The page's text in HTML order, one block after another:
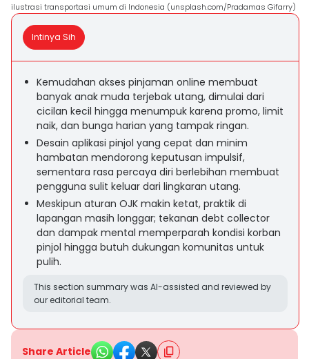
ilustrasi transportasi umum di Indonesia (unsplash.com/Pradamas Gifarry)
Intinya Sih
Kemudahan akses pinjaman online membuat
banyak anak muda terjebak utang, dimulai dari
cicilan kecil hingga menumpuk karena promo, limit
naik, dan bunga harian yang tampak ringan.
Desain aplikasi pinjol yang cepat dan minim
hambatan mendorong keputusan impulsif,
sementara rasa percaya diri berlebihan membuat
pengguna sulit keluar dari lingkaran utang.
Meskipun aturan OJK makin ketat, praktik di
lapangan masih longgar; tekanan debt collector
dan dampak mental memperparah kondisi korban
pinjol hingga butuh dukungan komunitas untuk
pulih.
This section summary was AI-assisted and reviewed by
our editorial team.
Share Article